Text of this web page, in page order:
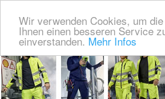
Wir verwenden Cookies, um
Ihnen einen besseren Service
einverstanden. Mehr Infos